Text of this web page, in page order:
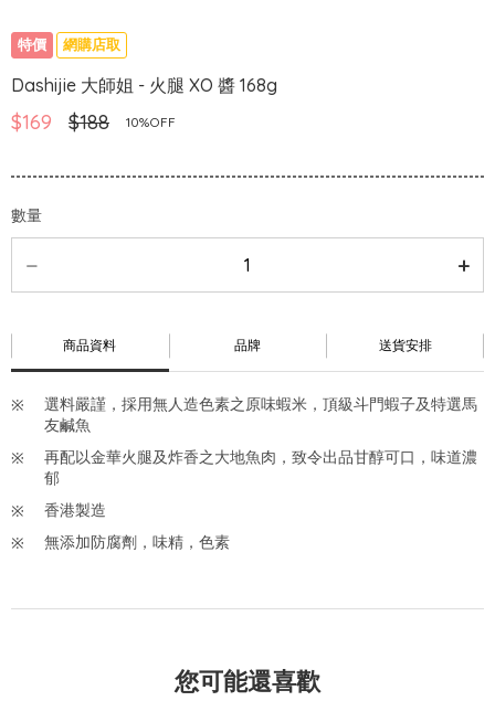
特價 網購店取
Dashijie 大師姐 - 火腿 XO 醬 168g
$169 $188 10%OFF
數量
商品資料 品牌 送貨安排
選料嚴謹，採用無人造色素之原味蝦米，頂級斗門蝦子及特選馬
友鹹魚
再配以金華火腿及炸香之大地魚肉，致令出品甘醇可口，味道濃
郁
香港製造
無添加防腐劑，味精，色素
您可能還喜歡